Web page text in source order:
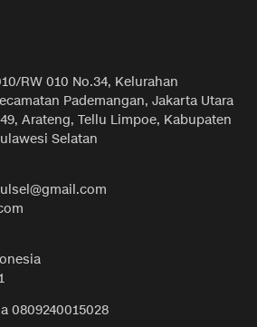
RW 010 No.34, Kelurahan
Pademangan, Jakarta Utara
Arateng, Tellu Limpoe, Kabupaten
Selatan
0809240015028